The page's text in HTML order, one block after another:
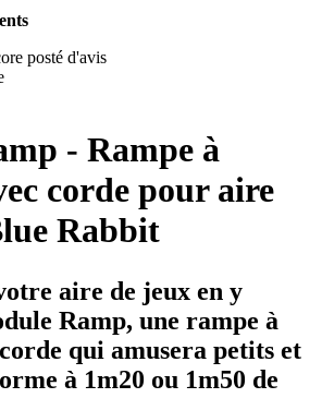
posté d'avis
- Rampe à
corde pour aire
Rabbit
aire de jeux en y
Ramp, une rampe à
qui amusera petits et
à 1m20 ou 1m50 de